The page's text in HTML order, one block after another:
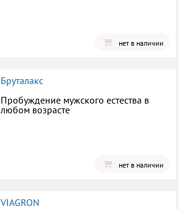
нет в наличии
Бруталакс
Пробуждение мужского естества в
любом возрасте
нет в наличии
VIAGRON